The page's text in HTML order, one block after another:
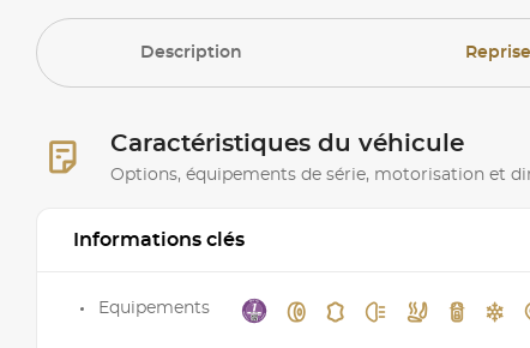
Description Reprise
Caractéristiques du véhicule
Options, équipements de série, motorisation et
Informations clés
Equipements